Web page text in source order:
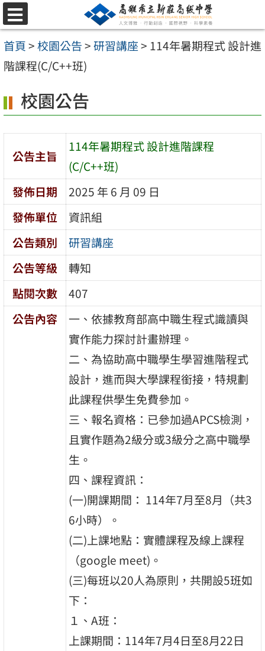
跳
至
主
要
容
區
選
單
首頁>校園公告>研習講座> 114年暑期程式 設計進
階課程(C/C++班)
校園公告
公告主旨
114年暑期程式 設計進階課程
(C/C++班)
發佈日期
2025 年 6 月 09 日
發佈單位
資訊組
公告類別
研習講座
公告等級
轉知
點閱次數
407
公告內容
一、依據教育部高中職生程式識讀與
實作能力探討計畫辦理。
二、為協助高中職學生學習進階程式
設計，進而與大學課程銜接，特規劃
此課程供學生免費參加。
三、報名資格：已參加過APCS檢測，
且實作題為2級分或3級分之高中職學
生。
四、課程資訊：
(一)開課期間： 114年7月至8月（共3
6小時）。
(二)上課地點：實體課程及線上課程
（google meet)。
(三)每班以20人為原則，共開設5班如
下：
１、A班：
上課期間：114年7月4日至8月22日